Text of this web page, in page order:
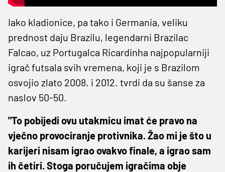
Iako kladionice, pa tako i Germania, veliku
prednost daju Brazilu, legendarni Brazilac
Falcao, uz Portugalca Ricardinha najpopularniji
igrač futsala svih vremena, koji je s Brazilom
osvojio zlato 2008. i 2012. tvrdi da su šanse za
naslov 50-50.
"To pobijedi ovu utakmicu imat će pravo na
vječno provociranje protivnika. Žao mi je što u
karijeri nisam igrao ovakvo finale, a igrao sam
ih četiri. Stoga poručujem igračima obje